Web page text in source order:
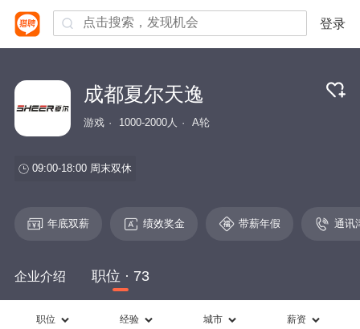
登录
成都夏尔天逸
游戏 1000-2000人 A轮
09:00-18:00 周末双休
年底双薪 绩效奖金 带薪年假 通讯
企业介绍 职位 · 73
职位 经验 城市 薪资